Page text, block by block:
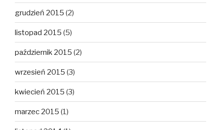
grudzień 2015 (2)
listopad 2015 (5)
październik 2015 (2)
wrzesień 2015 (3)
kwiecień 2015 (3)
marzec 2015 (1)